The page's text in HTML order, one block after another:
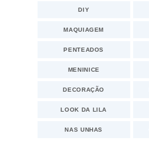
DIY
MAQUIAGEM
PENTEADOS
MENINICE
DECORAÇÃO
LOOK DA LILA
NAS UNHAS